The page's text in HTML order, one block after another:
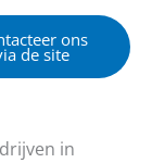
ons
de site
in